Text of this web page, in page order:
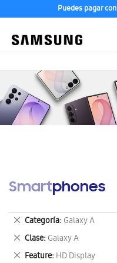
Puedes pagar
Smartphones
Categoría Galaxy A
Eliminar
este
artículo
Clase Galaxy A
Eliminar
este
Feature HD Display
Eliminar